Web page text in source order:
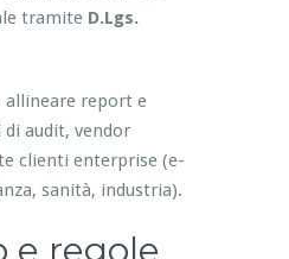
tramite D.Lgs.
allineare report e
audit, vendor
clienti enterprise (e-
sanità, industria).
e regole